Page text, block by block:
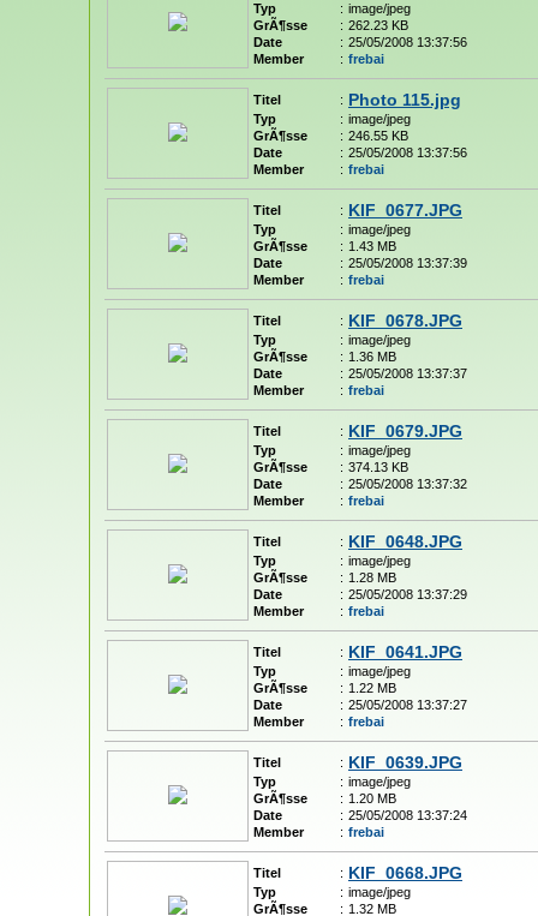
Typ : image/jpeg
GrÃ¶sse
: 262.23 KB
Date
: 25/05/2008 13:37:56
Member
: frebai
Titel : Photo 115.jpg
Typ : image/jpeg
GrÃ¶sse
: 246.55 KB
Date
: 25/05/2008 13:37:56
Member
: frebai
Titel : KIF_0677.JPG
Typ : image/jpeg
GrÃ¶sse
: 1.43 MB
Date
: 25/05/2008 13:37:39
Member
: frebai
Titel : KIF_0678.JPG
Typ : image/jpeg
GrÃ¶sse
: 1.36 MB
Date
: 25/05/2008 13:37:37
Member
: frebai
Titel : KIF_0679.JPG
Typ : image/jpeg
GrÃ¶sse
: 374.13 KB
Date
: 25/05/2008 13:37:32
Member
: frebai
Titel : KIF_0648.JPG
Typ : image/jpeg
GrÃ¶sse
: 1.28 MB
Date
: 25/05/2008 13:37:29
Member
: frebai
Titel : KIF_0641.JPG
Typ : image/jpeg
GrÃ¶sse
: 1.22 MB
Date
: 25/05/2008 13:37:27
Member
: frebai
Titel : KIF_0639.JPG
Typ : image/jpeg
GrÃ¶sse
: 1.20 MB
Date
: 25/05/2008 13:37:24
Member
: frebai
Titel : KIF_0668.JPG
Typ : image/jpeg
GrÃ¶sse
: 1.32 MB